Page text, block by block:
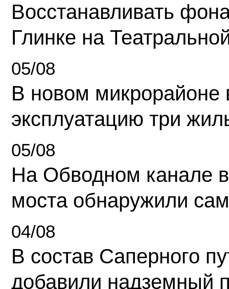
Восстанавливать
Глинке на
05/08
В новом микрорайоне
эксплуатацию три
05/08
На Обводном канале
моста обнаружили
04/08
В состав Саперного
добавили надземный